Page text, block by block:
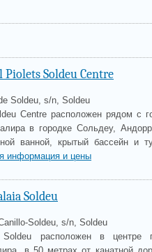
Piolets Soldeu Centre
Soldeu, s/n, Soldeu
Centre расположен рядом с
в городке Сольдеу,
ванной, крытый бассейн и
информация и цены
Soldeu
Soldeu, s/n, Soldeu
расположен в центре